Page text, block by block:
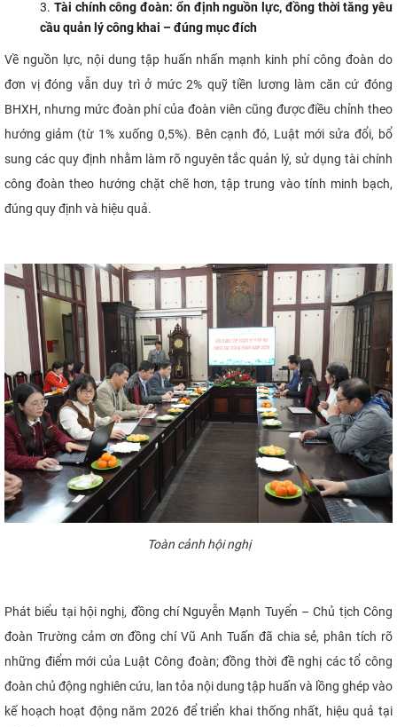
Tài chính công đoàn: ổn định nguồn lực, đồng thời tăng yêu
cầu quản lý công khai – đúng mục đích
Về nguồn lực, nội dung tập huấn nhấn mạnh kinh phí công đoàn do
đơn vị đóng vẫn duy trì ở mức 2% quỹ tiền lương làm căn cứ đóng
BHXH, nhưng mức đoàn phí của đoàn viên cũng được điều chỉnh theo
hướng giảm (từ 1% xuống 0,5%). Bên cạnh đó, Luật mới sửa đổi, bổ
sung các quy định nhằm làm rõ nguyên tắc quản lý, sử dụng tài chính
công đoàn theo hướng chặt chẽ hơn, tập trung vào tính minh bạch,
đúng quy định và hiệu quả.
Toàn cảnh hội nghị
Phát biểu tại hội nghị, đồng chí Nguyễn Mạnh Tuyển – Chủ tịch Công
đoàn Trường cảm ơn đồng chí Vũ Anh Tuấn đã chia sẻ, phân tích rõ
những điểm mới của Luật Công đoàn; đồng thời đề nghị các tổ công
đoàn chủ động nghiên cứu, lan tỏa nội dung tập huấn và lồng ghép vào
kế hoạch hoạt động năm 2026 để triển khai thống nhất, hiệu quả tại